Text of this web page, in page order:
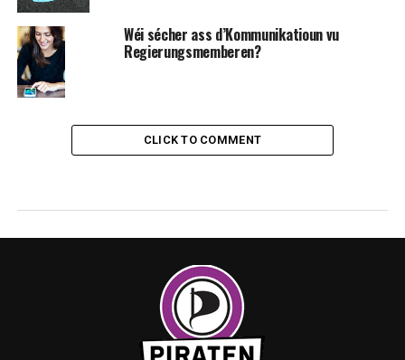
Wéi sécher ass d’Kommunikatioun vu
Regierungsmemberen?
CLICK TO COMMENT